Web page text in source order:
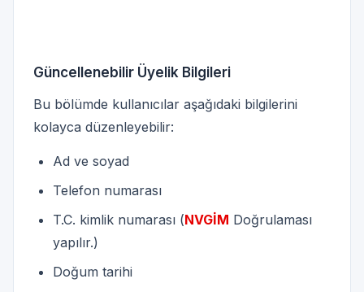
Güncellenebilir Üyelik Bilgileri
Bu bölümde kullanıcılar aşağıdaki bilgilerini
kolayca düzenleyebilir:
Ad ve soyad
Telefon numarası
T.C. kimlik numarası (NVGİM Doğrulaması
yapılır.)
Doğum tarihi